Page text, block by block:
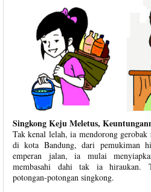
Singkong Keju Meletus,
Tak kenal lelah, ia mendorong
di kota Bandung, dari pemukiman
emperan jalan, ia mulai
membasahi dahi tak ia hiraukan.
potongan-potongan singkong.